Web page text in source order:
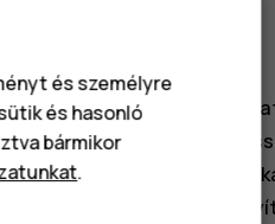
és
és nem vállal
támogatással, a
Az eszköz
és személyre
és hasonló
bármikor
.